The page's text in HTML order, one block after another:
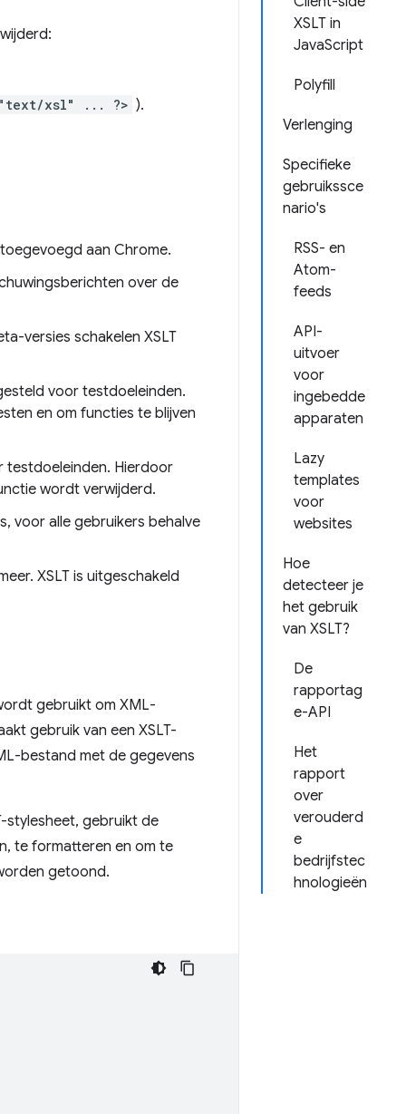
XSLT in
JavaScript
Polyfill
Verlenging
Specifieke
gebruikssce
nario's
RSS- en
Atom-
feeds
API-
uitvoer
voor
ingebedde
apparaten
Lazy
templates
voor
websites
Hoe
detecteer je
het gebruik
van XSLT?
De
rapportag
e-API
Het
rapport
over
verouderd
e
bedrijfstec
hnologieën
xsl" ... ?> ).
aan Chrome.
over de
versies schakelen XSLT
voor testdoeleinden.
en om functies te blijven
Hierdoor
wordt verwijderd.
voor alle gebruikers behalve
XSLT is uitgeschakeld
gebruikt om XML-
gebruik van een XSLT-
bestand met de gegevens
stylesheet, gebruikt de
te formatteren en om te
getoond.